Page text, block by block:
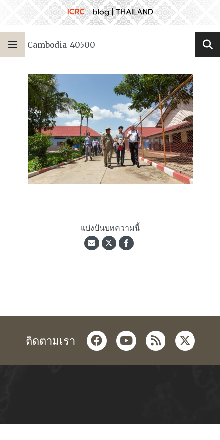
Cambodia-40500
แบ่งปันบทความนี้
ติดตามเรา facebookyoutube
rss twitter